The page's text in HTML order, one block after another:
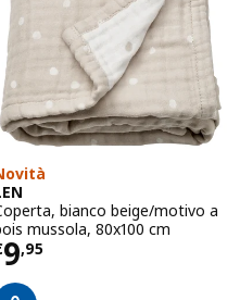
bianco beige/motivo a
mussola, 80x100 cm
9,95 € 9,95